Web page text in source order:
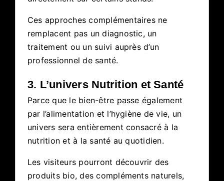
Ces approches complémentaires ne
remplacent pas un diagnostic, un
traitement ou un suivi auprès d’un
professionnel de santé.
3. L’univers Nutrition et Santé
Parce que le bien-être passe également
par l’alimentation et l’hygiène de vie, un
univers sera entièrement consacré à la
nutrition et à la santé au quotidien.
Les visiteurs pourront découvrir des
produits bio, des compléments naturels,